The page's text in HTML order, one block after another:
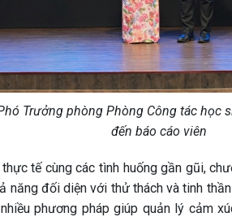
Trưởng phòng Phòng Công tác
đến báo cáo viên
tế cùng các tình huống gần gũi,
năng đối diện với thử thách và tinh
phương pháp giúp quản lý cảm